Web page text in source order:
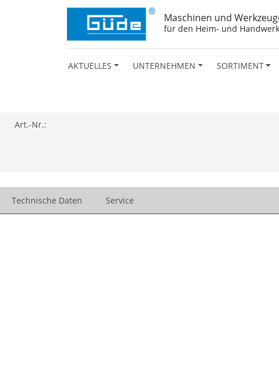
Maschinen und
für den Heim- und
AKTUELLES UNTERNEHMEN SORTIMENT
Art.-Nr.:
Technische Daten Service